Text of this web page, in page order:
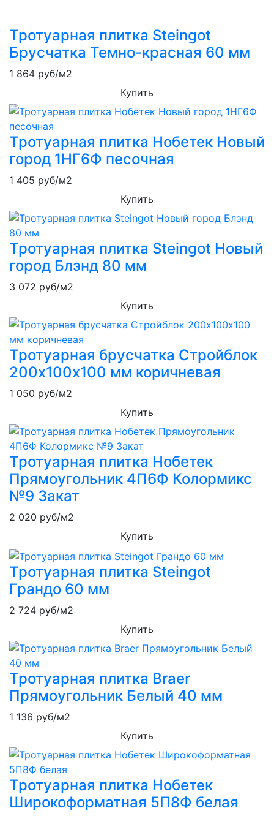
Тротуарная плитка Steingot
Брусчатка Темно-красная 60 мм
1 864 руб/м2
Купить
Тротуарная плитка Нобетек Новый
город 1НГ6Ф песочная
1 405 руб/м2
Купить
Тротуарная плитка Steingot Новый
город Блэнд 80 мм
3 072 руб/м2
Купить
Тротуарная брусчатка Стройблок
200х100х100 мм коричневая
1 050 руб/м2
Купить
Тротуарная плитка Нобетек
Прямоугольник 4П6Ф Колормикс
№9 Закат
2 020 руб/м2
Купить
Тротуарная плитка Steingot
Грандо 60 мм
2 724 руб/м2
Купить
Тротуарная плитка Braer
Прямоугольник Белый 40 мм
1 136 руб/м2
Купить
Тротуарная плитка Нобетек
Широкоформатная 5П8Ф белая